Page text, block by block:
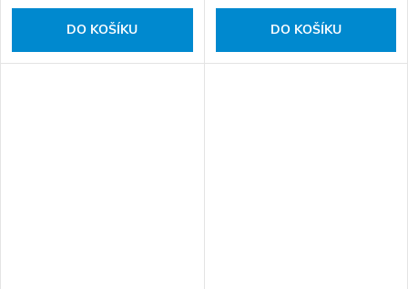
DO KOŠÍKU DO KOŠÍKU